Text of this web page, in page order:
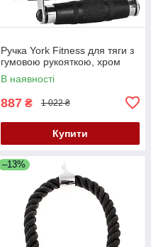
Ручка York Fitness для тяги з
гумовою рукояткою, хром
В наявності
887 ₴ 1 022 ₴
Купити
–13%